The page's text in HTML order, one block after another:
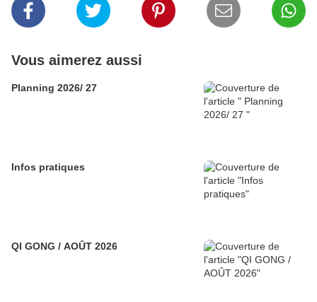
Vous aimerez aussi
Planning 2026/ 27
Infos pratiques
QI GONG / AOÛT 2026